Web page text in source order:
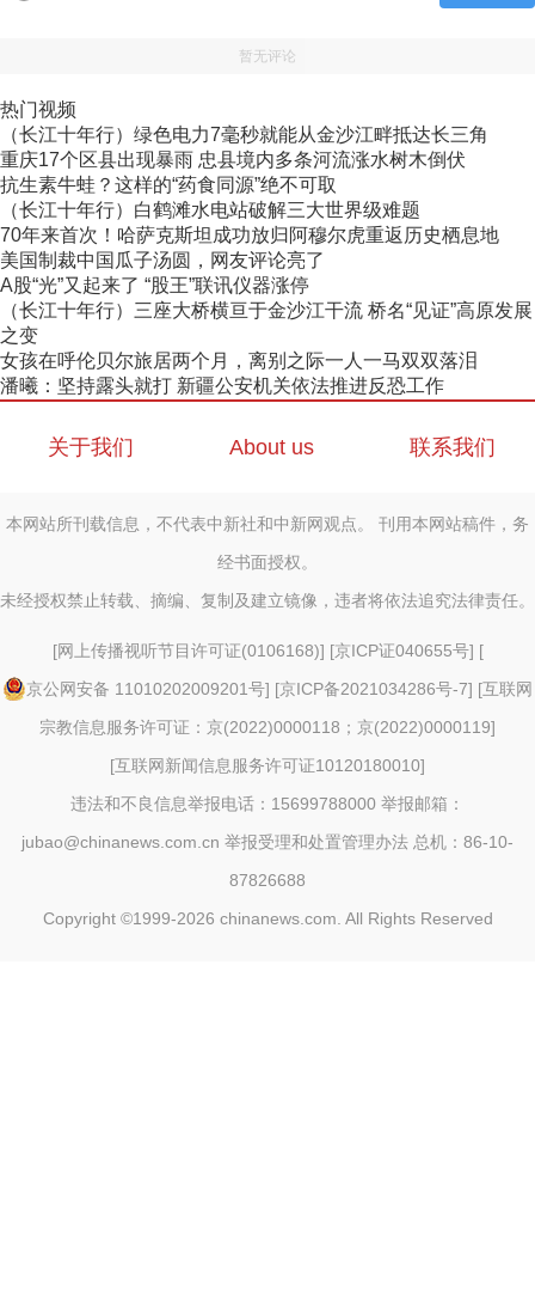
暂无评论
热门视频
（长江十年行）绿色电力7毫秒就能从金沙江畔抵达长三角
重庆17个区县出现暴雨 忠县境内多条河流涨水树木倒伏
抗生素牛蛙？这样的“药食同源”绝不可取
（长江十年行）白鹤滩水电站破解三大世界级难题
70年来首次！哈萨克斯坦成功放归阿穆尔虎重返历史栖息地
美国制裁中国瓜子汤圆，网友评论亮了
A股“光”又起来了 “股王”联讯仪器涨停
（长江十年行）三座大桥横亘于金沙江干流 桥名“见证”高原发展
之变
女孩在呼伦贝尔旅居两个月，离别之际一人一马双双落泪
潘曦：坚持露头就打 新疆公安机关依法推进反恐工作
关于我们 About us 联系我们
本网站所刊载信息，不代表中新社和中新网观点。 刊用本网站稿件，务
经书面授权。
未经授权禁止转载、摘编、复制及建立镜像，违者将依法追究法律责任。
[网上传播视听节目许可证(0106168)] [京ICP证040655号] [
京公网安备 11010202009201号] [京ICP备2021034286号-7] [互联网
宗教信息服务许可证：京(2022)0000118；京(2022)0000119]
[互联网新闻信息服务许可证10120180010]
违法和不良信息举报电话：15699788000 举报邮箱：
jubao@chinanews.com.cn 举报受理和处置管理办法 总机：86-10-
87826688
Copyright ©1999-2026 chinanews.com. All Rights Reserved